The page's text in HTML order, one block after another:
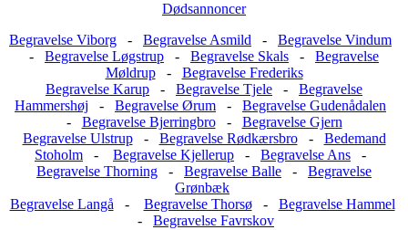
Dødsannoncer
Begravelse Viborg - Begravelse Asmild - Begravelse Vindum
- Begravelse Løgstrup - Begravelse Skals - Begravelse
Møldrup- Begravelse Frederiks
Begravelse Karup - Begravelse Tjele - Begravelse
Hammershøj - Begravelse Ørum - Begravelse Gudenådalen
- Begravelse Bjerringbro- Begravelse Gjern
Begravelse Ulstrup- Begravelse Rødkærsbro- Bedemand
Stoholm - Begravelse Kjellerup - Begravelse Ans -
Begravelse Thorning - Begravelse Balle - Begravelse
Grønbæk
Begravelse Langå - Begravelse Thorsø- Begravelse Hammel
- Begravelse Favrskov